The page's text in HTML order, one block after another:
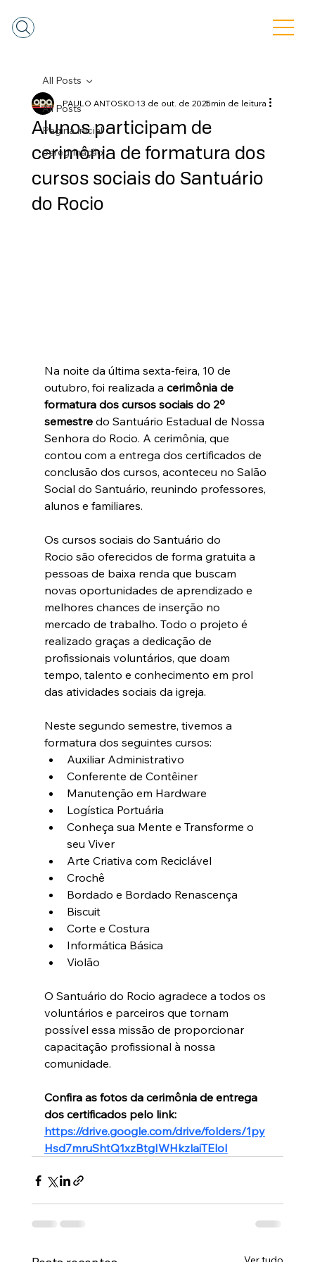
All Posts
Pagina Inicial
peregrinação
All Posts
Alunos participam de
cerimônia de formatura dos
cursos sociais do Santuário
do Rocio
PAULO ANTOSKO13 de out. de 20251 min de leitura
Na noite da última sexta-feira, 10 de
outubro, foi realizada a cerimônia de
formatura dos cursos sociais do 2º
semestre do Santuário Estadual de Nossa
Senhora do Rocio. A cerimônia, que
contou com a entrega dos certificados de
conclusão dos cursos, aconteceu no Salão
Social do Santuário, reunindo professores,
alunos e familiares.
Os cursos sociais do Santuário do
Rocio são oferecidos de forma gratuita a
pessoas de baixa renda que buscam
novas oportunidades de aprendizado e
melhores chances de inserção no
mercado de trabalho. Todo o projeto é
realizado graças a dedicação de
profissionais voluntários, que doam
tempo, talento e conhecimento em prol
das atividades sociais da igreja.
Neste segundo semestre, tivemos a
formatura dos seguintes cursos:
Auxiliar Administrativo
Conferente de Contêiner
Manutenção em Hardware
Logística Portuária
Conheça sua Mente e Transforme o
seu Viver
Arte Criativa com Reciclável
Crochê
Bordado e Bordado Renascença
Biscuit
Corte e Costura
Informática Básica
Violão
O Santuário do Rocio agradece a todos os
voluntários e parceiros que tornam
possível essa missão de proporcionar
capacitação profissional à nossa
comunidade.
Confira as fotos da cerimônia de entrega
dos certificados pelo link:
https://drive.google.com/drive/folders/1py
Hsd7mruShtQ1xzBtgIWHkzlaiTEloI